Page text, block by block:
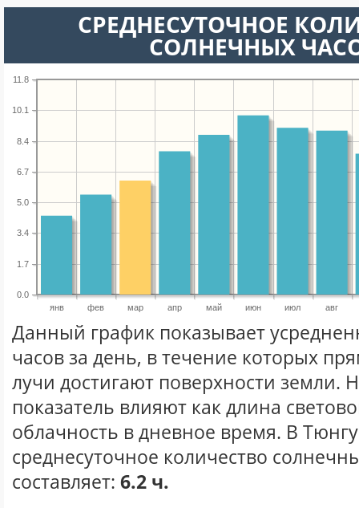
СРЕДНЕСУТОЧНОЕ
СОЛНЕЧНЫХ
янв фев мар апр май июн июл авг
0.0
1.7
3.4
5.0
6.7
8.4
10.1
11.8
Данный график показывает
часов за день, в течение которых
лучи достигают поверхности земли.
показатель влияют как длина
облачность в дневное время. В
среднесуточное количество
составляет: 6.2 ч.